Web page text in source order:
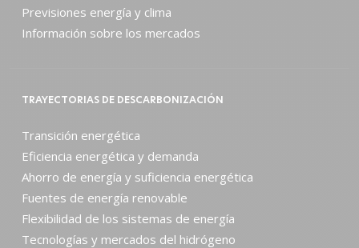
Previsiones energía y clima
Información sobre los mercados
TRAYECTORIAS DE DESCARBONIZACIÓN
Transición energética
Eficiencia energética y demanda
Ahorro de energía y suficiencia energética
Fuentes de energía renovable
Flexibilidad de los sistemas de energía
Tecnologías y mercados del hidrógeno